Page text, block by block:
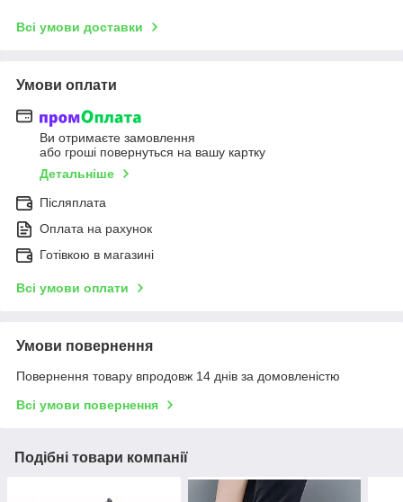
Всі умови доставки
Умови оплати
Ви отримаєте замовлення
або гроші повернуться на вашу картку
Детальніше
Післяплата
Оплата на рахунок
Готівкою в магазині
Всі умови оплати
Умови повернення
Повернення товару впродовж 14 днів за домовленістю
Всі умови повернення
Подібні товари компанії